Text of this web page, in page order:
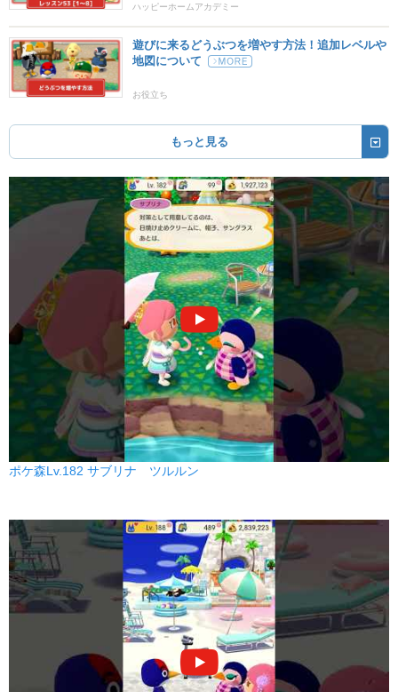
ハッピーホームアカデミー
遊びに来るどうぶつを増やす方法！追加レベルや
地図について
お役立ち
もっと見る
ポケ森Lv.182 サブリナ ツルルン